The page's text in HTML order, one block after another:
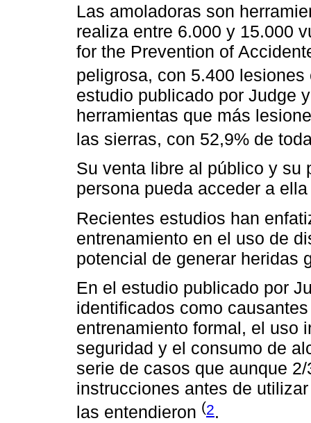
Las amoladoras son
realiza entre 6.000 y 15.000
for the Prevention of
peligrosa, con 5.400
estudio publicado por Judge
herramientas que más
las sierras, con 52,9% de
Su venta libre al público y su
persona pueda acceder a
Recientes estudios han
entrenamiento en el uso de
potencial de generar heridas
En el estudio publicado por
identificados como
entrenamiento formal, el uso
seguridad y el consumo de
serie de casos que aunque
instrucciones antes de
las entendieron (2.